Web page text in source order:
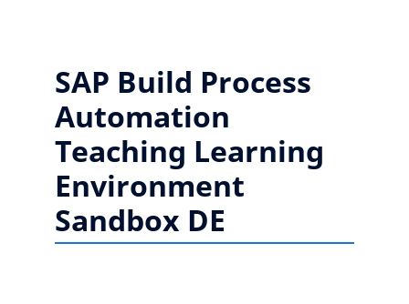
SAP Build Process
Automation
Teaching Learning
Environment
Sandbox DE